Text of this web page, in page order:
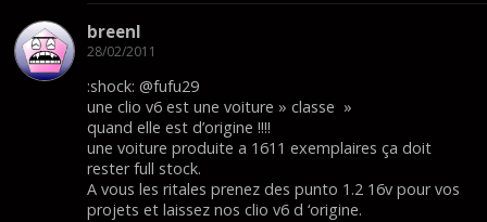
breenl
28/02/2011
:shock: @fufu29
une clio v6 est une voiture » classe »
quand elle est d’origine !!!!
une voiture produite a 1611 exemplaires ça doit
rester full stock.
A vous les ritales prenez des punto 1.2 16v pour vos
projets et laissez nos clio v6 d ‘origine.